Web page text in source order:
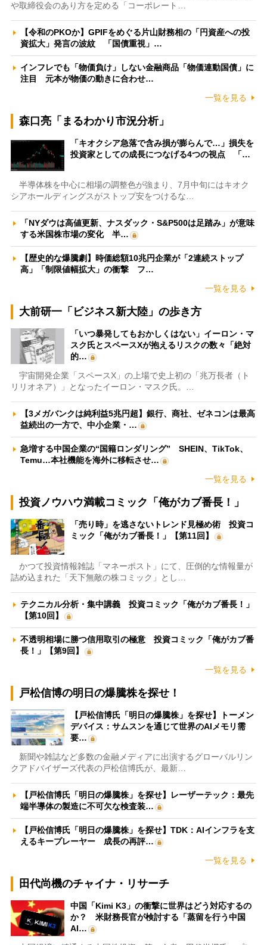
や取締役会のあり方を定める「コーポレート…
【令和のPKOか】GPIFをめぐる片山財務相の「円資産への投
資拡大」発言の波紋 「国債重視」…
インフレでも「物価負け」しない金融商品「物価連動国債」に
注目 元本が物価の動きに合わせ…
一覧を見る
森口亮「まるわかり市況分析」
「キオクシア急落で含み損が膨らんで…」損失を
投資家としての成長につなげる4つの視点 「…
半導体株を中心に相場の調整色が強まり、7月中旬にはキオク
シアホールディングスがストップ安をつけるな…
「NYダウは高値更新、ナスダック・S&P500は足踏み」が意味
する米国株市場の変化 半…
【歴史的な爆騰劇】時価総額10兆円企業が「2連続ストップ
高」「制限値幅拡大」の衝撃 フ…
一覧を見る
大前研一「ビジネス新大陸」の歩き方
「いつ暴発してもおかしくはない」イーロン・マ
スク氏とスペースXが抱えるリスクの数々「絶対
的…
宇宙開発企業「スペースX」の上場で史上初の「兆万長者（ト
リリオネア）」となったイーロン・マスク氏。…
【3メガバンクは純利益5兆円超】銀行、商社、ゼネコンは最高
益続出の一方で、中小企業・…
急増する中国企業の“国籍ロンダリング” SHEIN、TikTok、
Temu…本社機能を海外に移転させ…
一覧を見る
投資ノウハウ満載コミック「俺がカブ番長！」
「売り時」を逃さないトレンド見極め術 投資コ
ミック「俺がカブ番長！」【第11回】
かつて投資情報雑誌「マネーポスト」にて、圧倒的な情報量が
詰め込まれた「天下無敵の株コミック」とし…
テクニカル分析・集中講義 投資コミック「俺がカブ番長！」
【第10回】
不透明相場に勝つ信用取引の極意 投資コミック「俺がカブ番
長！」【第9回】
一覧を見る
戸松信博の明日の爆騰株を探せ！
【戸松信博氏「明日の爆騰株」を探せ】トーメン
デバイス：サムスンを通じて世界のAIメモリ需
要…
新聞や雑誌など多数の金融メディアに出演するグローバルリン
クアドバイザーズ代表の戸松信博氏が、最新…
【戸松信博氏「明日の爆騰株」を探せ】レーザーテック：最先
端半導体の製造に不可欠な検査装…
【戸松信博氏「明日の爆騰株」を探せ】TDK：AIインフラを支
えるキープレーヤー 成長の再評…
一覧を見る
田代尚機のチャイナ・リサーチ
中国「Kimi K3」の衝撃に世界はどう対応するの
か？ 米財務長官が検討する「蒸留を行う中国
AI…